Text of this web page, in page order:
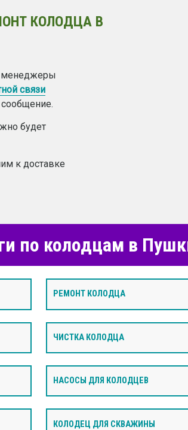
КОЛОДЦА В
связи
будет
к доставке
по колодцам в
РЕМОНТ КОЛОДЦА
ЧИСТКА КОЛОДЦА
НАСОСЫ ДЛЯ КОЛОДЦЕВ
КОЛОДЕЦ ДЛЯ СКВАЖИНЫ